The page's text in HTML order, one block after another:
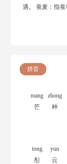
遇。 蚕麦：指蚕
拼音
mang
芒
zhong
种
tong
彤
yun
云